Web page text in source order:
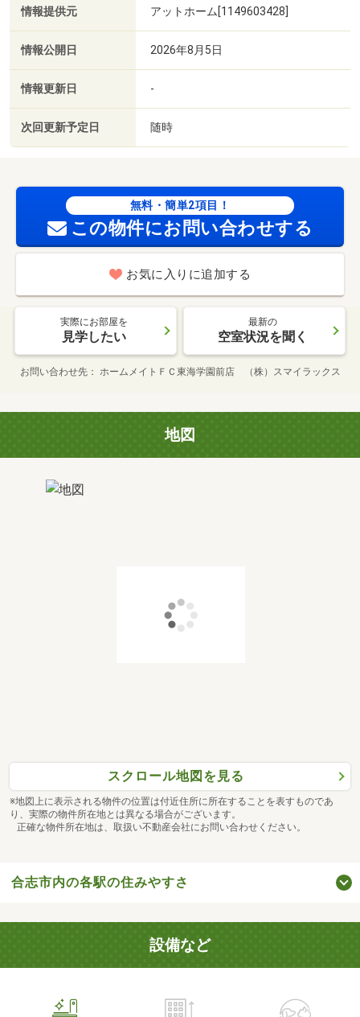
情報提供元 アットホーム[1149603428]
情報公開日 2026年8月5日
情報更新日 -
次回更新予定日 随時
無料・簡単2項目！
この物件にお問い合わせする
お気に入りに追加する
実際にお部屋を
見学したい
最新の
空室状況を聞く
お問い合わせ先 ホームメイトＦＣ東海学園前店 （株）スマイラックス
地図
スクロール地図を見る
※地図上に表示される物件の位置は付近住所に所在することを表すものであ
り、実際の物件所在地とは異なる場合がございます。
正確な物件所在地は、取扱い不動産会社にお問い合わせください。
合志市内の各駅の住みやすさ
設備など